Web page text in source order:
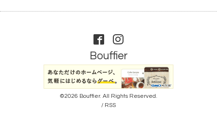
Bouffier
©2026 Bouffier. All Rights Reserved.
/ RSS